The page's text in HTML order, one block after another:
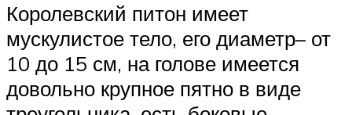
Королевский питон имеет
мускулистое тело, его диаметр– от
10 до 15 см, на голове имеется
довольно крупное пятно в виде